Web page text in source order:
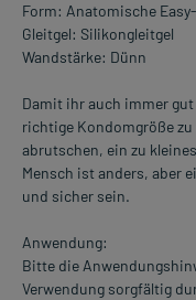
Form: Anatomische
Gleitgel: Silikongleitgel
Wandstärke: Dünn
Damit ihr auch immer
richtige Kondomgröße
abrutschen, ein zu
Mensch ist anders, aber
und sicher sein.
Anwendung:
Bitte die
Verwendung sorgfältig